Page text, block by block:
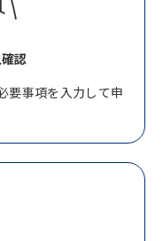
認
要事項を入力して申